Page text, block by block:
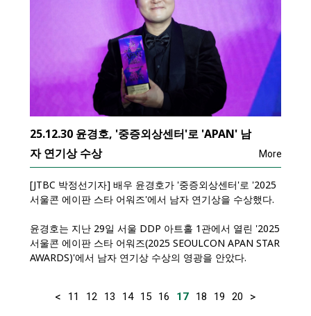
25.12.30 윤경호, '중증외상센터'로 'APAN' 남
자 연기상 수상
More
[JTBC 박정선기자] 배우 윤경호가 '중증외상센터'로 '2025
서울콘 에이판 스타 어워즈'에서 남자 연기상을 수상했다.
윤경호는 지난 29일 서울 DDP 아트홀 1관에서 열린 '2025
서울콘 에이판 스타 어워즈(2025 SEOULCON APAN STAR
AWARDS)'에서 남자 연기상 수상의 영광을 안았다.
< 11 12 13 14 15 16 17 18 19 20 >